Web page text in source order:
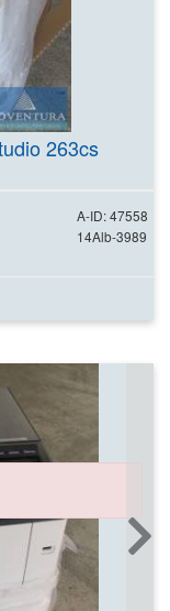
263cs
A-ID: 47558
14Alb-3989